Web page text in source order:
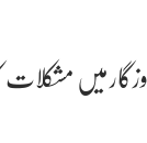
میں مشکلات